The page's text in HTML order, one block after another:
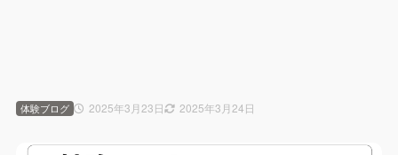
2025年3月23日 2025年3月24日
体験ブログ